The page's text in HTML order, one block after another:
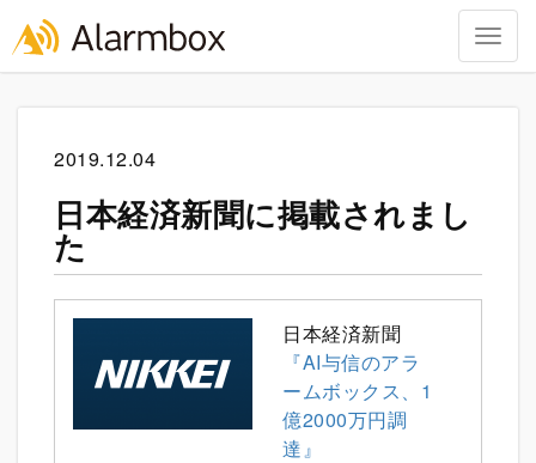
2019.12.04
日本経済新聞に掲載されまし
た
日本経済新聞
『AI与信のアラ
ームボックス、1
億2000万円調
達』